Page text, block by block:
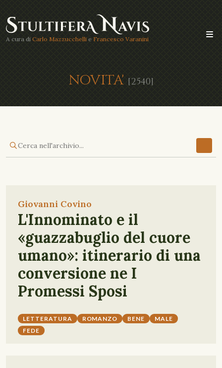
A cura di Carlo Mazzucchelli e Francesco Varanini
NOVITA' [2540]
Giovanni Covino
L'Innominato e il
«guazzabuglio del cuore
umano»: itinerario di una
conversione ne I
Promessi Sposi
LETTERATURA ROMANZO BENE
MALE
FEDE